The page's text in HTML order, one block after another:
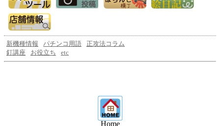
新機種情報 パチンコ用語
正攻法コラム
釘講座
お役立ち etc
Home